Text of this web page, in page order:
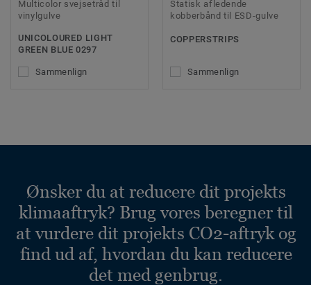
Multicolor svejsetråd til
vinylgulve
UNICOLOURED LIGHT
GREEN BLUE 0297
Sammenlign
Statisk afledende
kobberbånd til ESD-gulve
COPPERSTRIPS
Sammenlign
Ønsker du at reducere dit projekts
klimaaftryk? Brug vores beregner til
at vurdere dit projekts CO2-aftryk og
find ud af, hvordan du kan reducere
det med genbrug.